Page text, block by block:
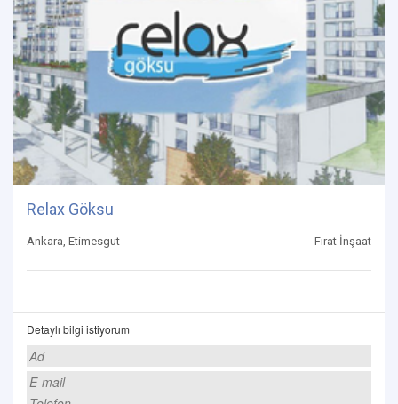
Relax Göksu
Ankara, Etimesgut Fırat İnşaat
Detaylı bilgi istiyorum